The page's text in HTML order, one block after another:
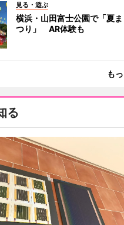
見る・遊ぶ
横浜・山田富士公園で「夏ま
つり」 AR体験も
も
る